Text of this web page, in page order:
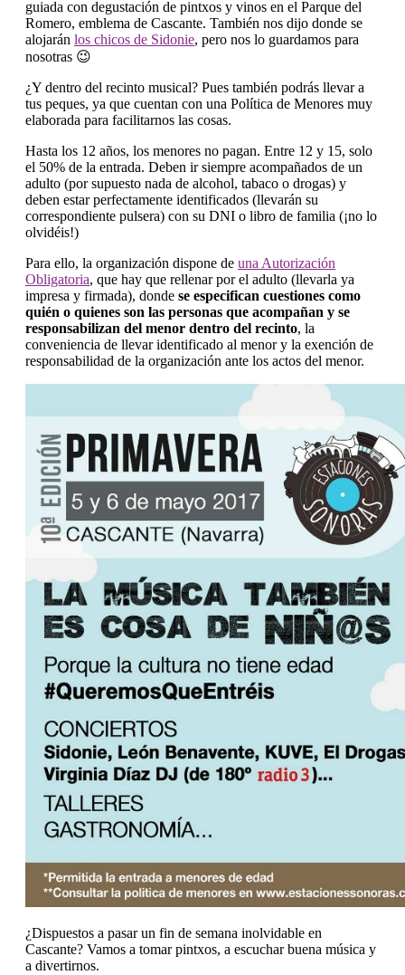
guiada con degustación de pintxos y vinos en el Parque del
Romero, emblema de Cascante. También nos dijo donde se
alojarán los chicos de Sidonie, pero nos lo guardamos para
nosotras 😉
¿Y dentro del recinto musical? Pues también podrás llevar a
tus peques, ya que cuentan con una Política de Menores muy
elaborada para facilitarnos las cosas.
Hasta los 12 años, los menores no pagan. Entre 12 y 15, solo
el 50% de la entrada. Deben ir siempre acompañados de un
adulto (por supuesto nada de alcohol, tabaco o drogas) y
deben estar perfectamente identificados (llevarán su
correspondiente pulsera) con su DNI o libro de familia (¡no lo
olvidéis!)
Para ello, la organización dispone de una Autorización
Obligatoria, que hay que rellenar por el adulto (llevarla ya
impresa y firmada), donde se especifican cuestiones como
quién o quienes son las personas que acompañan y se
responsabilizan del menor dentro del recinto, la
conveniencia de llevar identificado al menor y la exención de
responsabilidad de la organización ante los actos del menor.
¿Dispuestos a pasar un fin de semana inolvidable en
Cascante? Vamos a tomar pintxos, a escuchar buena música y
a divertirnos.